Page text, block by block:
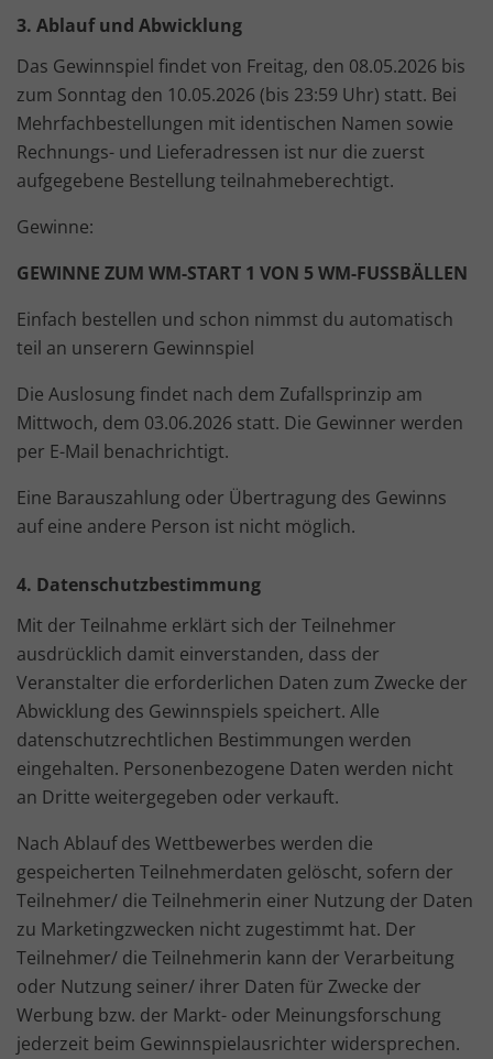
3. Ablauf und Abwicklung
Das Gewinnspiel findet von Freitag, den 08.05.2026 bis
zum Sonntag den 10.05.2026 (bis 23:59 Uhr) statt. Bei
Mehrfachbestellungen mit identischen Namen sowie
Rechnungs- und Lieferadressen ist nur die zuerst
aufgegebene Bestellung teilnahmeberechtigt.
Gewinne:
GEWINNE ZUM WM-START 1 VON 5 WM-FUSSBÄLLEN
Einfach bestellen und schon nimmst du automatisch
teil an unserern Gewinnspiel
Die Auslosung findet nach dem Zufallsprinzip am
Mittwoch, dem 03.06.2026 statt. Die Gewinner werden
per E-Mail benachrichtigt.
Eine Barauszahlung oder Übertragung des Gewinns
auf eine andere Person ist nicht möglich.
4. Datenschutzbestimmung
Mit der Teilnahme erklärt sich der Teilnehmer
ausdrücklich damit einverstanden, dass der
Veranstalter die erforderlichen Daten zum Zwecke der
Abwicklung des Gewinnspiels speichert. Alle
datenschutzrechtlichen Bestimmungen werden
eingehalten. Personenbezogene Daten werden nicht
an Dritte weitergegeben oder verkauft.
Nach Ablauf des Wettbewerbes werden die
gespeicherten Teilnehmerdaten gelöscht, sofern der
Teilnehmer/ die Teilnehmerin einer Nutzung der Daten
zu Marketingzwecken nicht zugestimmt hat. Der
Teilnehmer/ die Teilnehmerin kann der Verarbeitung
oder Nutzung seiner/ ihrer Daten für Zwecke der
Werbung bzw. der Markt- oder Meinungsforschung
jederzeit beim Gewinnspielausrichter widersprechen.